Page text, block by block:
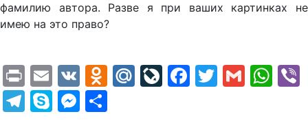
фамилию автора. Разве я при ваших картинках не
имею на это право?
PrintEmail
VK Odnoklassniki
Mail.Ru
LiveJournal
Facebook
Twitter
Gmail
Telegram
SkypeMessenger